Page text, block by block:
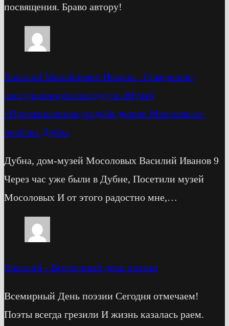
посвящения. Браво автору!
Василий Михайлович Иванов - Cовершили
экскурсионную поездку в «Музей
«Промышленная усадьба дворян Мосоловых»
посёлка Дубна
Дубна, дом-музей Мосоловых Василий Иванов 9
Через час уже были в Дубне, Посетили музей
Мосоловых И от этого радостно мне,…
Василий - Всемирный день поэзии
Всемирный День поэзии Сегодня отмечаем!
Поэты всегда грезили И жизнь казалась раем.